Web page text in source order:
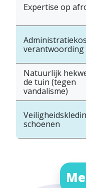
Expertise op
verantwoording
Natuurlijk
de tuin (tegen
vandalisme)
schoenen